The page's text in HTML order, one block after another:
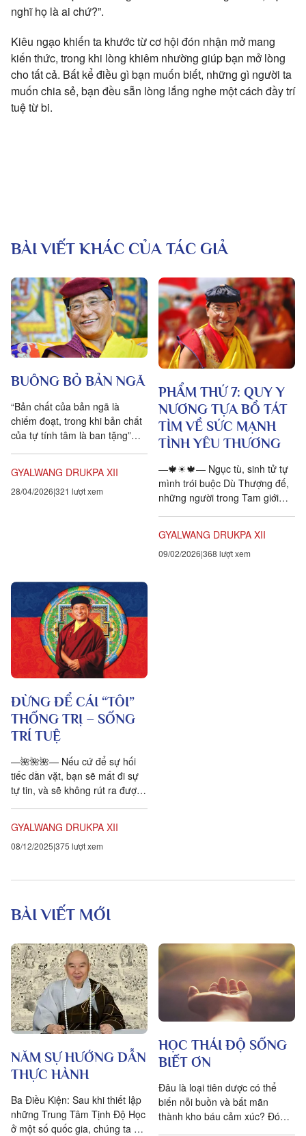
nghĩ họ là ai chứ?”.
Kiêu ngạo khiến ta khước từ cơ hội đón nhận mở mang
kiến thức, trong khi lòng khiêm nhường giúp bạn mở lòng
cho tất cả. Bất kể điều gì bạn muốn biết, những gì người ta
muốn chia sẻ, bạn đều sẵn lòng lắng nghe một cách đầy trí
tuệ từ bi.
BÀI VIẾT KHÁC CỦA TÁC GIẢ
BUÔNG BỎ BẢN NGÃ
“Bản chất của bản ngã là
chiếm đoạt, trong khi bản chất
của tự tính tâm là ban tặng”
GYALWANG DRUKPA XII
28/04/2026 321 lượt xem
PHẨM THỨ 7: QUY Y
NƯƠNG TỰA BỒ TÁT
TÌM VỀ SỨC MẠNH
TÌNH YÊU THƯƠNG
—🍁☀🍁— Ngục tù, sinh tử tự
mình trói buộc Dù Thượng đế,
những người trong Tam giới
GYALWANG DRUKPA XII
09/02/2026 368 lượt xem
ĐỪNG ĐỂ CÁI “TÔI”
THỐNG TRỊ – SỐNG
TRÍ TUỆ
—🌺🌺🌺— Nếu cứ để sự hối
tiếc dằn vặt, bạn sẽ mất đi sự
tự tin, và sẽ không rút ra được
GYALWANG DRUKPA XII
08/12/2025 375 lượt xem
BÀI VIẾT MỚI
NĂM SỰ HƯỚNG DẪN
THỰC HÀNH
Ba Điều Kiện: Sau khi thiết lập
những Trung Tâm Tịnh Độ Học
ở một số quốc gia, chúng ta đặt
HỌC THÁI ĐỘ SỐNG
BIẾT ƠN
Đâu là loại tiên dược có thể
biến nỗi buồn và bất mãn
thành kho báu cảm xúc? Đó